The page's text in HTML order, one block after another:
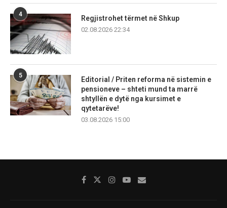
4
Regjistrohet tërmet në Shkup
02.08.2026 22:34
5
Editorial / Priten reforma në sistemin e
pensioneve – shteti mund ta marrë
shtyllën e dytë nga kursimet e
qytetarëve!
03.08.2026 15:00